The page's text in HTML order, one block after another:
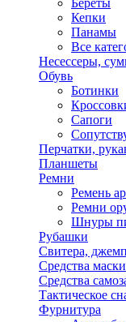
Береты
Кепки
Панамы
Все
Несессеры,
Обувь
Ботинки
Сапоги
Перчатки,
Планшеты
Ремни
Ремень
Ремни
Шнуры
Рубашки
Свитера,
Средства
Средства
Тактическое
Фурнитура